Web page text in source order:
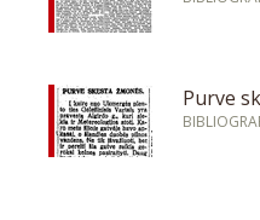
Purve